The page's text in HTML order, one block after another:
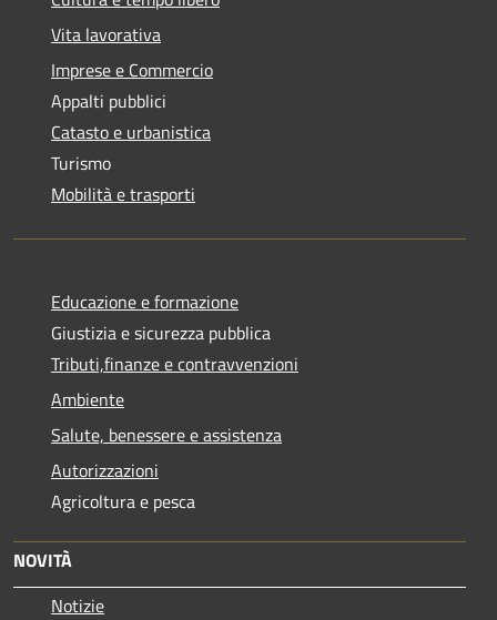
Vita lavorativa
Imprese e Commercio
Appalti pubblici
Catasto e urbanistica
Turismo
Mobilità e trasporti
Educazione e formazione
Giustizia e sicurezza pubblica
Tributi,finanze e contravvenzioni
Ambiente
Salute, benessere e assistenza
Autorizzazioni
Agricoltura e pesca
NOVITÀ
Notizie